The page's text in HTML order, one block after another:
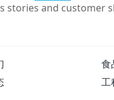
stories and customer
食
工